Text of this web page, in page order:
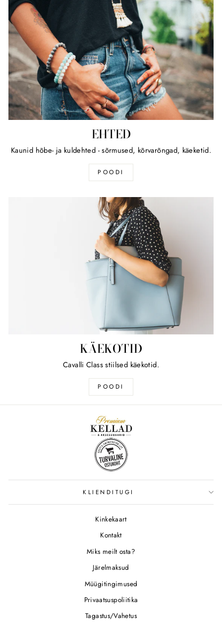
EHTED
Kaunid hõbe- ja kuldehted - sõrmused, kõrvarõngad, käeketid.
POODI
KÄEKOTID
Cavalli Class stiilsed käekotid.
POODI
KLIENDITUGI
Kinkekaart
Kontakt
Miks meilt osta?
Järelmaksud
Müügitingimused
Privaatsuspoliitika
Tagastus/Vahetus